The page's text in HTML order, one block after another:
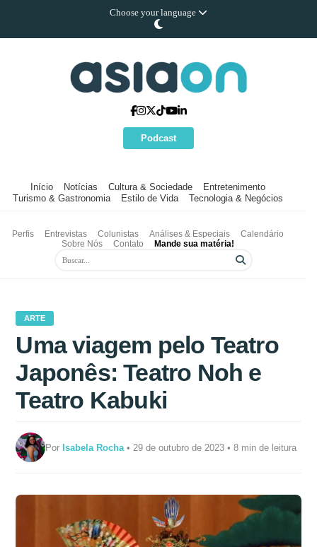
Choose your language
Podcast
Início Notícias Cultura & Sociedade
Entretenimento
Turismo & Gastronomia
Estilo de Vida Tecnologia & Negócios
Perfis Entrevistas Colunistas Análises & Especiais
Calendário
Sobre Nós
Contato Mande sua matéria!
ARTE
Uma viagem pelo Teatro
Japonês: Teatro Noh e
Teatro Kabuki
PorIsabela Rocha • 29 de outubro de 2023 • 8 min de leitura